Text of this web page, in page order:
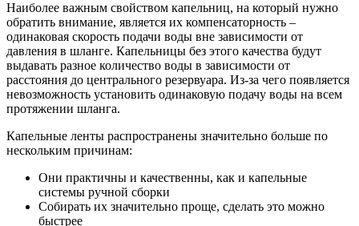
Наиболее важным свойством капельниц, на который нужно
обратить внимание, является их компенсаторность –
одинаковая скорость подачи воды вне зависимости от
давления в шланге. Капельницы без этого качества будут
выдавать разное количество воды в зависимости от
расстояния до центрального резервуара. Из-за чего появляется
невозможность установить одинаковую подачу воды на всем
протяжении шланга.
Капельные ленты распространены значительно больше по
нескольким причинам:
Они практичны и качественны, как и капельные
системы ручной сборки
Собирать их значительно проще, сделать это можно
быстрее